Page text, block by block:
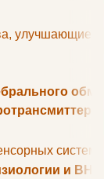
улучшающие
систем
и ВНД